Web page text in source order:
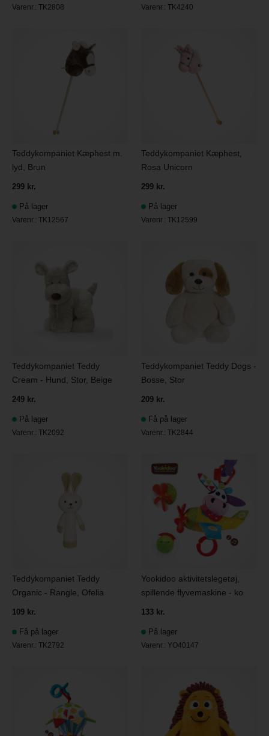
Varenr.:TK2808 Varenr.:TK4240
Teddykompaniet Kæphest m.
lyd, Brun
299 kr.
På lager
Varenr.:TK12567
Teddykompaniet Kæphest,
Rosa Unicorn
299 kr.
På lager
Varenr.:TK12599
Teddykompaniet Teddy
Cream - Hund, Stor, Beige
249 kr.
På lager
Varenr.:TK2092
Teddykompaniet Teddy Dogs -
Bosse, Stor
209 kr.
Få på lager
Varenr.:TK2844
Teddykompaniet Teddy
Organic - Rangle, Ofelia
109 kr.
Få på lager
Varenr.:TK2792
Yookidoo aktivitetslegetøj,
spillende flyvemaskine - ko
133 kr.
På lager
Varenr.: YO40147